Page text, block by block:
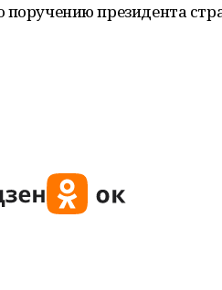
поручению президента